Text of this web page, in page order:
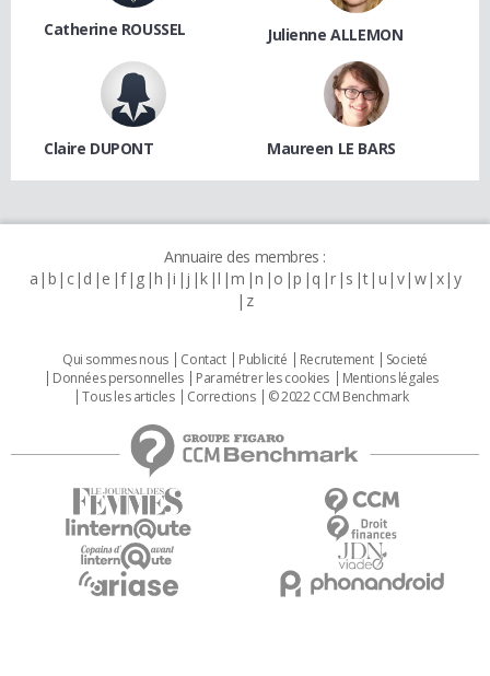
Catherine ROUSSEL Julienne ALLEMON
Claire DUPONT Maureen LE BARS
Annuaire des membres :
a b c d e f g h i j k l m n o p q r s t u v w x y
z
Qui sommes nous Contact Publicité Recrutement
Societé
Données personnelles
Paramétrer les cookies
Mentions légales
Tous les articles
Corrections © 2022 CCM Benchmark